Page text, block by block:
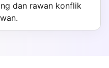
dan rawan konflik